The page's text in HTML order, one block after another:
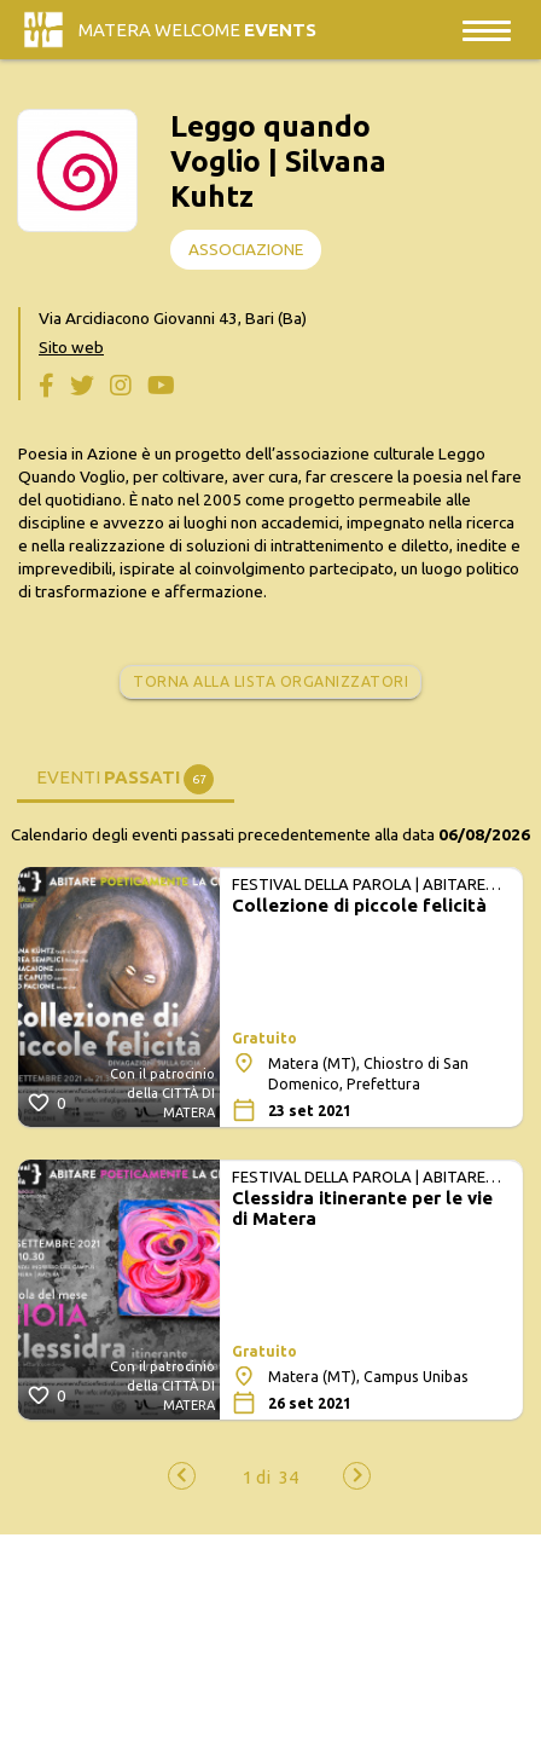
MATERA WELCOME EVENTS
Leggo quando
Voglio | Silvana
Kuhtz
ASSOCIAZIONE
Via Arcidiacono Giovanni 43, Bari (Ba)
Sito web
Poesia in Azione è un progetto dell’associazione culturale Leggo
Quando Voglio, per coltivare, aver cura, far crescere la poesia nel fare
del quotidiano. È nato nel 2005 come progetto permeabile alle
discipline e avvezzo ai luoghi non accademici, impegnato nella ricerca
e nella realizzazione di soluzioni di intrattenimento e diletto, inedite e
imprevedibili, ispirate al coinvolgimento partecipato, un luogo politico
di trasformazione e affermazione.
TORNA ALLA LISTA ORGANIZZATORI
EVENTI PASSATI 67
Calendario degli eventi passati precedentemente alla data 06/08/2026
0
Con il patrocinio
della CITTÀ DI
MATERA
FESTIVAL DELLA PAROLA | ABITARE
POETICAMENTE LA CITTÀ
Collezione di piccole felicità
Gratuito
Matera (MT), Chiostro di San
Domenico, Prefettura
23 set 2021
0
Con il patrocinio
della CITTÀ DI
MATERA
FESTIVAL DELLA PAROLA | ABITARE
POETICAMENTE LA CITTÀ
Clessidra itinerante per le vie
di Matera
Gratuito
Matera (MT), Campus Unibas
26 set 2021